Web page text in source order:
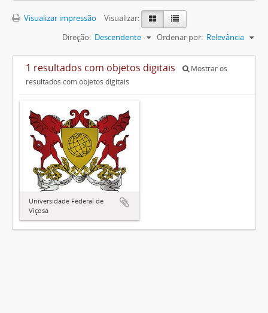
Visualizar impressão
Visualizar:
Ordenar por: Relevância
Direção: Descendente
1 resultados com objetos digitais
Mostrar os
resultados com objetos digitais
Universidade Federal de
Viçosa